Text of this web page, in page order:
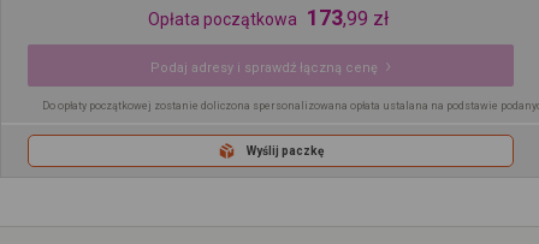
Opłata początkowa 173,99 zł
Podaj adresy i sprawdź łączną cenę
Do opłaty początkowej zostanie doliczona spersonalizowana opłata ustalana na podstawie
Wyślij paczkę